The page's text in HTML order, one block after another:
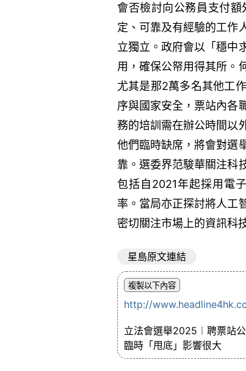
會否檢討向公務員支付
定、可靠及有經驗的工作
立獨立。政府會以「穩中
用，確保公帑用得其所。
尤其是那2萬多名其他工
序與國家安全，票站內各
務的培訓需在辦公時間以
他們臨時缺席，將會對選
靠。選委界范駿華關注科
包括自2021年起採用電
率。當局亦正探討將人工
密切關注市場上的資訊科
星島原文連結
http://
立法會選舉2025︱聘票站
臨時「甩底」影響很大